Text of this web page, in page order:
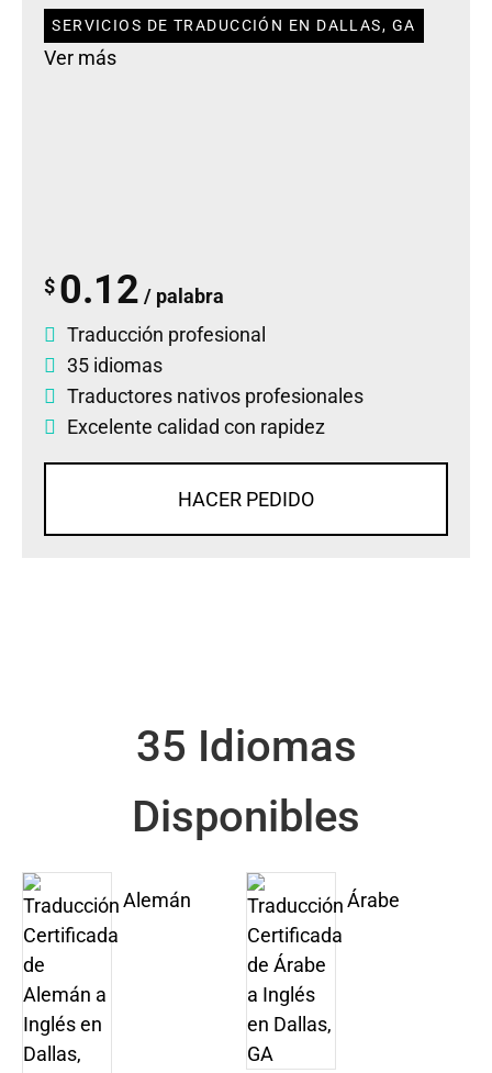
SERVICIOS DE TRADUCCIÓN EN DALLAS, GA
Ver más
$ 0.12 / palabra
Traducción profesional
35 idiomas
Traductores nativos profesionales
Excelente calidad con rapidez
HACER PEDIDO
35 Idiomas
Disponibles
Alemán Árabe